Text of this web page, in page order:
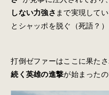
しない力強さ まで実現して
とシャッポを脱ぐ（死語？
打倒ゼファーはここに果たさ
続く英雄の進撃が始まったの